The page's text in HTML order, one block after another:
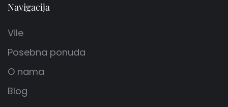
Navigacija
Vile
Posebna ponuda
O nama
Blog